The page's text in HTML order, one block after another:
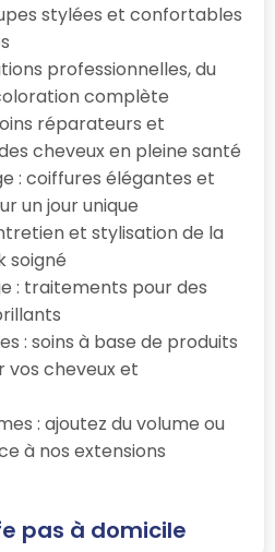
stylées et confortables
professionnelles, du
complète
réparateurs et
cheveux en pleine santé
: coiffures élégantes et
un jour unique
et stylisation de la
soigné
: traitements pour des
: soins à base de produits
cheveux et
: ajoutez du volume ou
à nos extensions
pas à domicile